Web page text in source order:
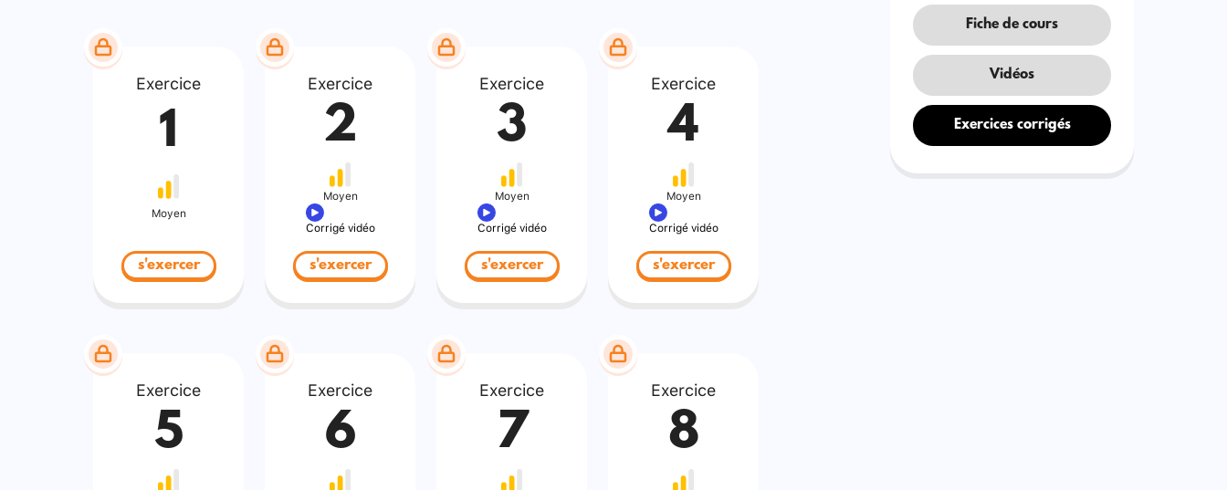
Exercice
1
Moyen
s'exercer
Exercice
2
Moyen
Corrigé vidéo
s'exercer
Exercice
3
Moyen
Corrigé vidéo
s'exercer
Exercice
4
Moyen
Corrigé vidéo
s'exercer
Exercice
5
Exercice
6
Exercice
7
Exercice
8
Fiche de cours
Vidéos
Exercices corrigés